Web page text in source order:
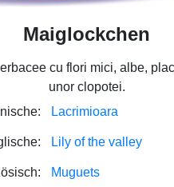
Maiglockchen
cu flori mici, albe,
unor clopotei.
Lacrimioara
Lily of the valley
Muguets